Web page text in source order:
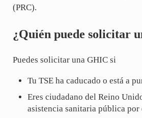
(PRC).
¿Quién puede solicitar
Puedes solicitar una GHIC si
Tu TSE ha caducado o está a
Eres ciudadano del Reino
asistencia sanitaria pública por